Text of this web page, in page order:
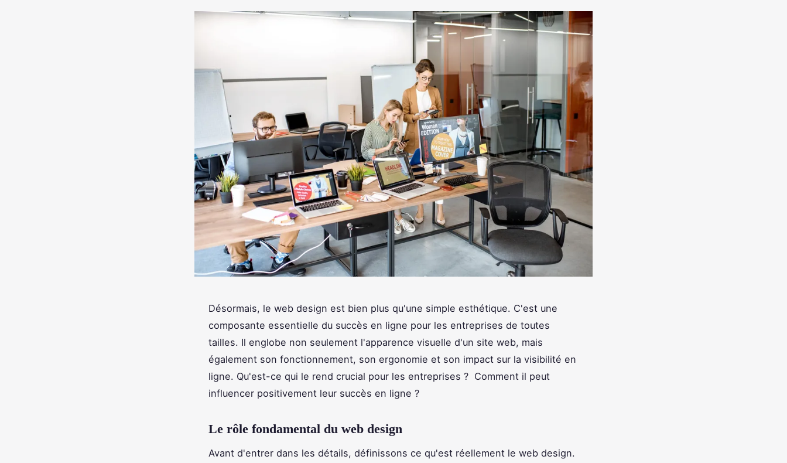
Désormais, le web design est bien plus qu'une simple esthétique. C'est une
composante essentielle du succès en ligne pour les entreprises de toutes
tailles. Il englobe non seulement l'apparence visuelle d'un site web, mais
également son fonctionnement, son ergonomie et son impact sur la visibilité en
ligne. Qu'est-ce qui le rend crucial pour les entreprises ? Comment il peut
influencer positivement leur succès en ligne ?
Le rôle fondamental du web design
Avant d'entrer dans les détails, définissons ce qu'est réellement le web design.